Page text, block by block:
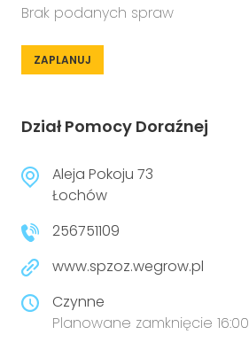
Brak podanych spraw
ZAPLANUJ
Dział Pomocy Doraźnej
Aleja Pokoju 73
Łochów
256751109
www.spzoz.wegrow.pl
Czynne
Planowane zamknięcie 16:00